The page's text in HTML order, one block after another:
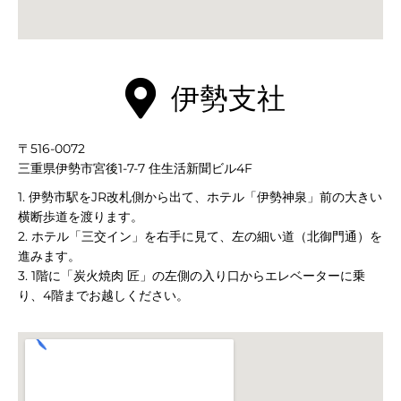
本
伊勢支社
〒516-0072
三重県伊勢市宮後1-7-7 住生活新聞ビル4F
1. 伊勢市駅をJR改札側から出て、ホテル「伊勢神泉」前の大きい
横断歩道を渡ります。
2. ホテル「三交イン」を右手に見て、左の細い道（北御門通）を
進みます。
3. 1階に「炭火焼肉 匠」の左側の入り口からエレベーターに乗
り、4階までお越しください。